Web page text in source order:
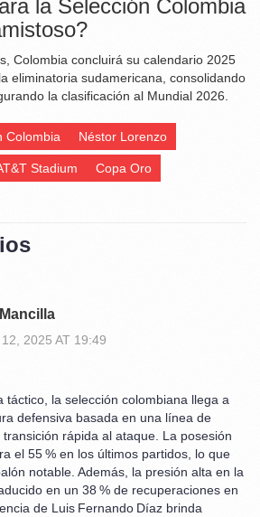
la Selección Colombia
Colombia concluirá su calendario 2025
eliminatoria sudamericana, consolidando
la clasificación al Mundial 2026.
Colombia Néstor Lorenzo
Stadium Copa Oro
2025 AT 19:49
táctico, la selección colombiana llega a
defensiva basada en una línea de
rápida al ataque. La posesión
el 55 % en los últimos partidos, lo que
notable. Además, la presión alta en la
en un 38 % de recuperaciones en
de Luis Fernando Díaz brinda